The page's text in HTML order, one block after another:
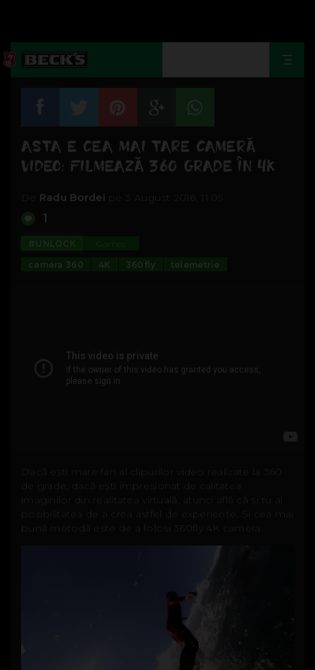
ASTA E CEA MAI TARE CAMERĂ
VIDEO: FILMEAZĂ 360 GRADE ÎN 4K
Radu Bordei pe 3 August 2016, 11:05
1
#UNLOCK
Games
camera 360
4K 360fly telemetrie
Dacă ești mare fan al clipurilor video realizate la 360
de grade, dacă ești impresionat de calitatea
imaginilor din realitatea virtuală, atunci află că și tu ai
posibilitatea de a crea astfel de experiențe. Și cea mai
bună metodă este de a folosi 360fly 4K camera.